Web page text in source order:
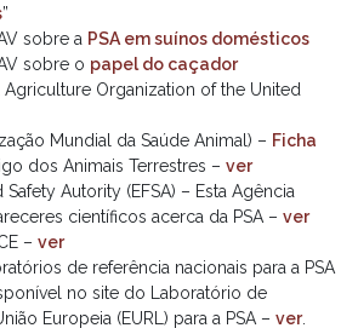
”
sobre a PSA em suínos domésticos
sobre o papel do caçador
Agriculture Organization of the United
Mundial da Saúde Animal) – Ficha
dos Animais Terrestres – ver
Autority (EFSA) – Esta Agência
científicos acerca da PSA – ver
– ver
de referência nacionais para a PSA
no site do Laboratório de
Europeia (EURL) para a PSA – ver.